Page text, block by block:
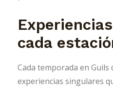
cada
Cada temporada en Guils
experiencias singulares